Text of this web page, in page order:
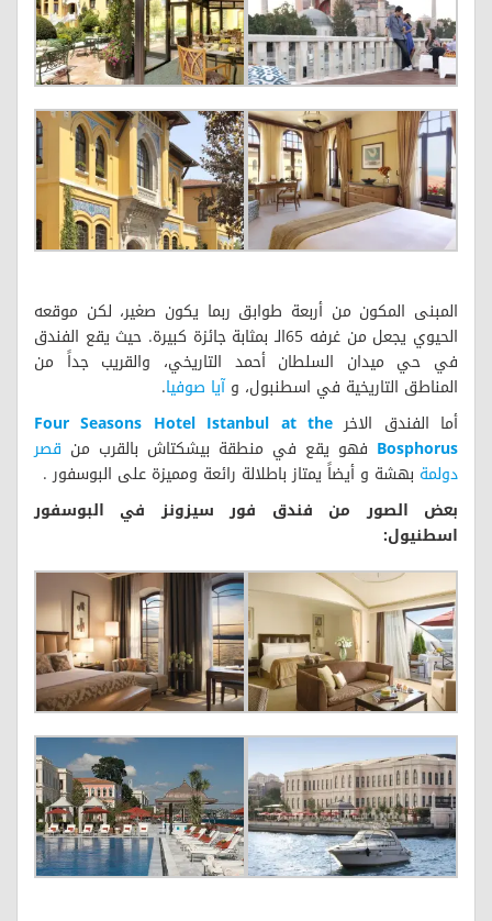
المبنى المكون من أربعة طوابق ربما يكون صغير، لكن موقعه
الحيوي يجعل من غرفه 65الـ بمثابة جائزة كبيرة. حيث يقع الفندق
في حي ميدان السلطان أحمد التاريخي، والقريب جداً من
المناطق التاريخية في اسطنبول، وآيا صوفيا.
أما الفندق الاخرFour Seasons Hotel Istanbul at the
Bosphorus فهو يقع في منطقة بيشكتاش بالقرب من قصر
دولمة بهشة و أيضاً يمتاز باطلالة رائعة ومميزة على البوسفور .
بعض الصور من فندق فور سيزونز في البوسفور
اسطنيول: